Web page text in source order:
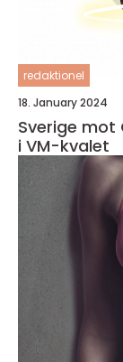
redaktionel
18. January 2024
Sverige mot
i VM-kvalet